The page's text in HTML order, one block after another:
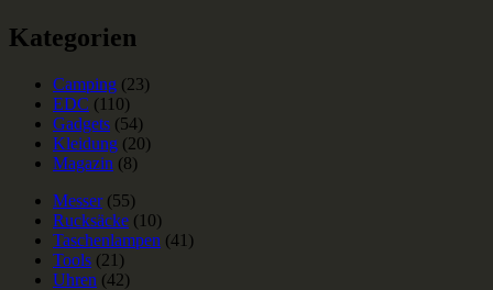
Kategorien
Camping (23)
EDC (110)
Gadgets (54)
Kleidung (20)
Magazin (8)
Messer (55)
Rucksäcke (10)
Taschenlampen (41)
Tools (21)
Uhren (42)